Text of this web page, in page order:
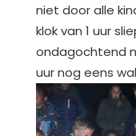
niet door alle
klok van 1 uur
ondagochtend
uur nog eens